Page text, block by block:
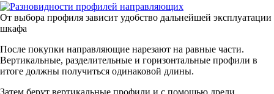
От выбора профиля зависит удобство дальнейшей эксплуатации
шкафа
После покупки направляющие нарезают на равные части.
Вертикальные, разделительные и горизонтальные профили в
итоге должны получиться одинаковой длины.